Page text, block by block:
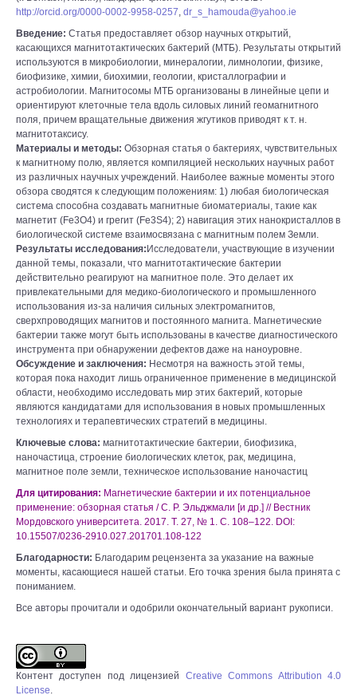
http://orcid.org/0000-0002-9958-0257, dr_s_hamouda@yahoo.ie
Введение: Статья предоставляет обзор научных открытий,
касающихся магнитотактических бактерий (МТБ). Результаты открытий
используются в микробиологии, минералогии, лимнологии, физике,
биофизике, химии, биохимии, геологии, кристаллографии и
астробиологии. Магнитосомы МТБ организованы в линейные цепи и
ориентируют клеточные тела вдоль силовых линий геомагнитного
поля, причем вращательные движения жгутиков приводят к т. н.
магнитотаксису.
Материалы и методы: Обзорная статья о бактериях, чувствительных
к магнитному полю, является компиляцией нескольких научных работ
из различных научных учреждений. Наиболее важные моменты этого
обзора сводятся к следующим положениям: 1) любая биологическая
система способна создавать магнитные биоматериалы, такие как
магнетит (Fe3O4) и грегит (Fe3S4); 2) навигация этих нанокристаллов в
биологической системе взаимосвязана с магнитным полем Земли.
Результаты исследования: Исследователи, участвующие в изучении
данной темы, показали, что магнитотактические бактерии
действительно реагируют на магнитное поле. Это делает их
привлекательными для медико-биологического и промышленного
использования из-за наличия сильных электромагнитов,
сверхпроводящих магнитов и постоянного магнита. Магнетические
бактерии также могут быть использованы в качестве диагностического
инструмента при обнаружении дефектов даже на наноуровне.
Обсуждение и заключения: Несмотря на важность этой темы,
которая пока находит лишь ограниченное применение в медицинской
области, необходимо исследовать мир этих бактерий, которые
являются кандидатами для использования в новых промышленных
технологиях и терапевтических стратегий в медицины.
Ключевые слова: магнитотактические бактерии, биофизика,
наночастица, строение биологических клеток, рак, медицина,
магнитное поле земли, техническое использование наночастиц
Для цитирования: Магнетические бактерии и их потенциальное
применение: обзорная статья / С. Р. Эльджмали [и др.] // Вестник
Мордовского университета. 2017. Т. 27, № 1. С. 108–122. DOI:
10.15507/0236-2910.027.201701.108-122
Благодарности: Благодарим рецензента за указание на важные
моменты, касающиеся нашей статьи. Его точка зрения была принята с
пониманием.
Все авторы прочитали и одобрили окончательный вариант рукописи.
Контент доступен под лицензией Creative Commons Attribution 4.0
License.